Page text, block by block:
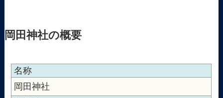
岡田神社の概要
名称
岡田神社